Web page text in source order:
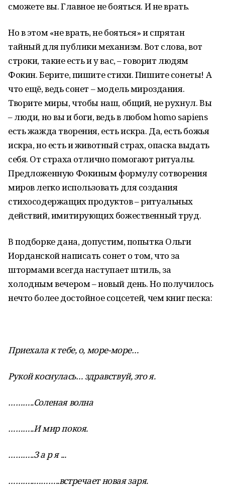
сможете вы. Главное не бояться. И не врать.
Но в этом «не врать, не бояться» и спрятан
тайный для публики механизм. Вот слова, вот
строки, такие есть и у вас, – говорит людям
Фокин. Берите, пишите стихи. Пишите сонеты! А
что ещё, ведь сонет – модель мироздания.
Творите миры, чтобы наш, общий, не рухнул. Вы
– люди, но вы и боги, ведь в любом homo sapiens
есть жажда творения, есть искра. Да, есть божья
искра, но есть и животный страх, опаска выдать
себя. От страха отлично помогают ритуалы.
Предложенную Фокиным формулу сотворения
миров легко использовать для создания
стихосодержащих продуктов – ритуальных
действий, имитирующих божественный труд.
В подборке дана, допустим, попытка Ольги
Иорданской написать сонет о том, что за
штормами всегда наступает штиль, за
холодным вечером – новый день. Но получилось
нечто более достойное соцсетей, чем книг песка:
Приехала к тебе, о, море-море…
Рукой коснулась… здравствуй, это я.
………..Соленая волна
………..И мир покоя.
………..З а р я ...
………..………..встречает новая заря.